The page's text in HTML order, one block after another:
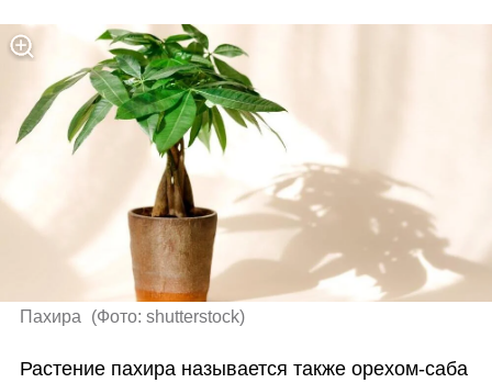
Пахира (Фото: shutterstock)
Растение пахира называется также орехом-саба